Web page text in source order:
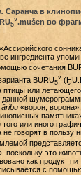
Саранча в
5
v.mušen во
ингредиента
сочетания
BURU5
v
птицы или
данной
āribu «ворон,
или иного
не говорят в пользу
поскольку это
как продукт
с